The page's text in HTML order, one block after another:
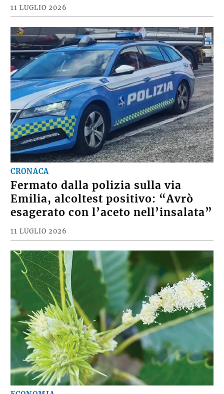
11 LUGLIO 2026
CRONACA
Fermato dalla polizia sulla via
Emilia, alcoltest positivo: “Avrò
esagerato con l’aceto nell’insalata”
11 LUGLIO 2026